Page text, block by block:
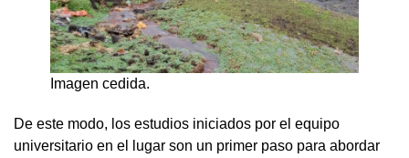
Imagen cedida.
De este modo, los estudios iniciados por el equipo
universitario en el lugar son un primer paso para abordar